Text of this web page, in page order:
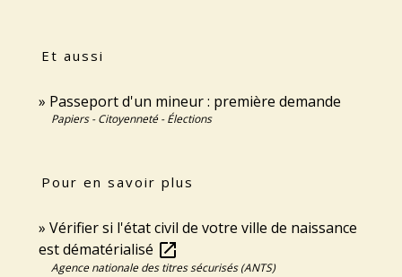
Et aussi
Passeport d'un mineur : première demande
Papiers - Citoyenneté - Élections
Pour en savoir plus
Vérifier si l'état civil de votre ville de naissance
est dématérialisé open_in_new
Agence nationale des titres sécurisés (ANTS)